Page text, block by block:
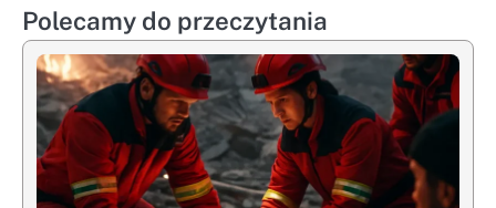
Polecamy do przeczytania